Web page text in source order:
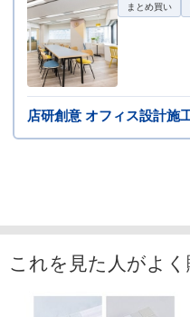
まとめ買い
店研創意 オフィス設計施
これを見た人がよ